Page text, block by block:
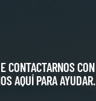
CONTACTARNOS CON
AQUÍ PARA AYUDAR.